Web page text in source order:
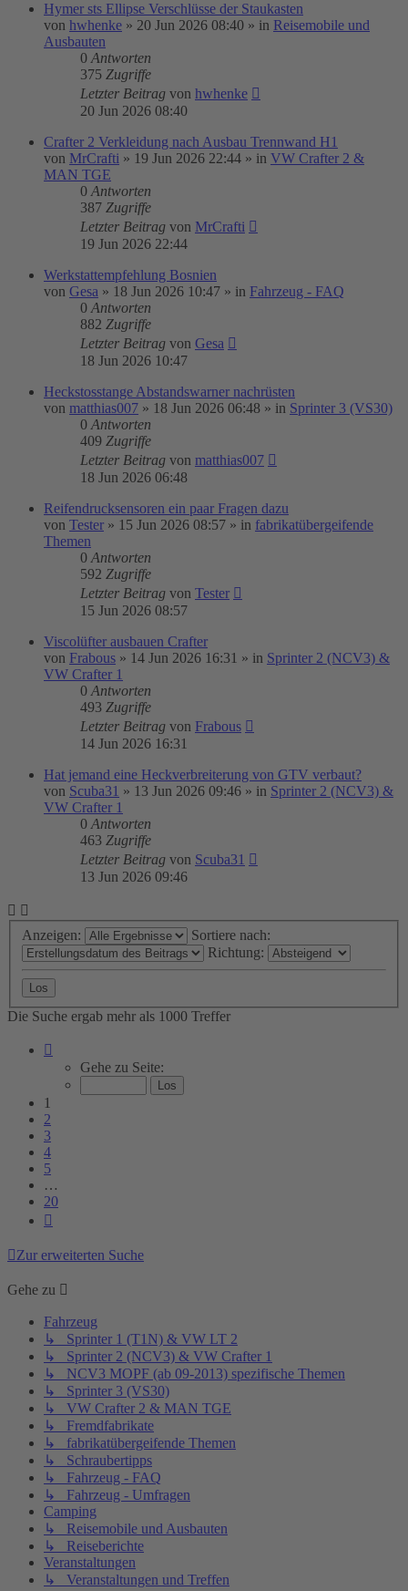
Hymer sts Ellipse Verschlüsse der Staukasten
von hwhenke » 20 Jun 2026 08:40 » in Reisemobile und
Ausbauten
0 Antworten
375 Zugriffe
Letzter Beitrag von hwhenke
20 Jun 2026 08:40
Crafter 2 Verkleidung nach Ausbau Trennwand H1
von MrCrafti » 19 Jun 2026 22:44 » in VW Crafter 2 &
MAN TGE
0 Antworten
387 Zugriffe
Letzter Beitrag von MrCrafti
19 Jun 2026 22:44
Werkstattempfehlung Bosnien
von Gesa » 18 Jun 2026 10:47 » in Fahrzeug - FAQ
0 Antworten
882 Zugriffe
Letzter Beitrag von Gesa
18 Jun 2026 10:47
Heckstosstange Abstandswarner nachrüsten
von matthias007 » 18 Jun 2026 06:48 » in Sprinter 3 (VS30)
0 Antworten
409 Zugriffe
Letzter Beitrag von matthias007
18 Jun 2026 06:48
Reifendrucksensoren ein paar Fragen dazu
von Tester » 15 Jun 2026 08:57 » in fabrikatübergeifende
Themen
0 Antworten
592 Zugriffe
Letzter Beitrag von Tester
15 Jun 2026 08:57
Viscolüfter ausbauen Crafter
von Frabous » 14 Jun 2026 16:31 » in Sprinter 2 (NCV3) &
VW Crafter 1
0 Antworten
493 Zugriffe
Letzter Beitrag von Frabous
14 Jun 2026 16:31
Hat jemand eine Heckverbreiterung von GTV verbaut?
von Scuba31 » 13 Jun 2026 09:46 » in Sprinter 2 (NCV3) &
VW Crafter 1
0 Antworten
463 Zugriffe
Letzter Beitrag von Scuba31
13 Jun 2026 09:46
Anzeigen:
Sortiere nach:
Richtung:
Die Suche ergab mehr als 1000 Treffer
von
Gehe zu Seite:
1
2
3
4
5
…
20
Zur erweiterten Suche
Gehe zu
Fahrzeug
↳ Sprinter 1 (T1N) & VW LT 2
↳ Sprinter 2 (NCV3) & VW Crafter 1
↳ NCV3 MOPF (ab 09-2013) spezifische Themen
↳ Sprinter 3 (VS30)
↳ VW Crafter 2 & MAN TGE
↳ Fremdfabrikate
↳ fabrikatübergeifende Themen
↳ Schraubertipps
↳ Fahrzeug - FAQ
↳ Fahrzeug - Umfragen
Camping
↳ Reisemobile und Ausbauten
↳ Reiseberichte
Veranstaltungen
↳ Veranstaltungen und Treffen